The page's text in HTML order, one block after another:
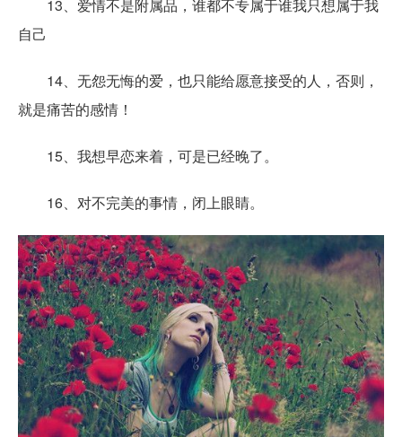
13、爱情不是附属品，谁都不专属于谁我只想属于我
自己
14、无怨无悔的爱，也只能给愿意接受的人，否则，
就是痛苦的感情！
15、我想早恋来着，可是已经晚了。
16、对不完美的事情，闭上眼睛。